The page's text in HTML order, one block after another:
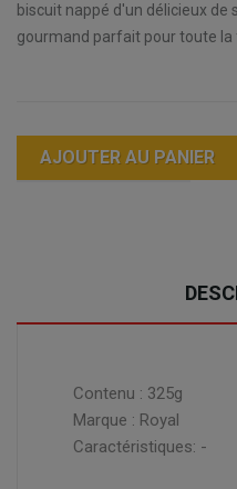
biscuit nappé d'un délicieux de
gourmand parfait pour toute la
AJOUTER AU PANIER
Contenu : 325g
Marque : Royal
Caractéristiques: -